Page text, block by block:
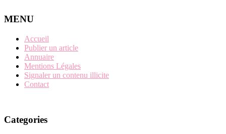
MENU
Accueil
Publier un article
Annuaire
Mentions Légales
Signaler un contenu illicite
Contact
Categories